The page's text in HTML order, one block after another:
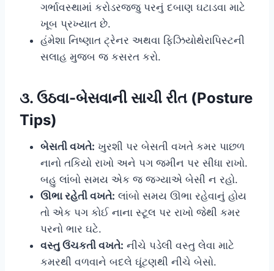
ગર્ભાવસ્થામાં કરોડરજ્જુ પરનું દબાણ ઘટાડવા માટે
ખૂબ પ્રખ્યાત છે.
હંમેશા નિષ્ણાત ટ્રેનર અથવા ફિઝિયોથેરાપિસ્ટની
સલાહ મુજબ જ કસરત કરો.
૩. ઉઠવા-બેસવાની સાચી રીત (Posture
Tips)
બેસતી વખતે: ખુરશી પર બેસતી વખતે કમર પાછળ
નાનો તકિયો રાખો અને પગ જમીન પર સીધા રાખો.
બહુ લાંબો સમય એક જ જગ્યાએ બેસી ન રહો.
ઊભા રહેતી વખતે: લાંબો સમય ઊભા રહેવાનું હોય
તો એક પગ કોઈ નાના સ્ટૂલ પર રાખો જેથી કમર
પરનો ભાર ઘટે.
વસ્તુ ઉંચકતી વખતે: નીચે પડેલી વસ્તુ લેવા માટે
કમરથી વળવાને બદલે ઘૂંટણથી નીચે બેસો.